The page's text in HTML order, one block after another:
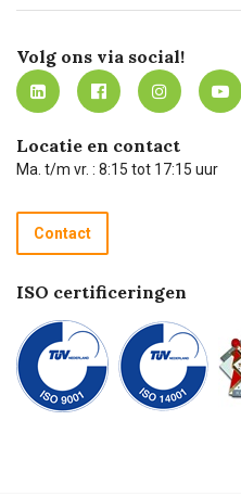
Werken bij Carel Lurvink
MVO
Mijn Carel Lurvink
Mijn Carel Lurvink instructievideo's
Carel Lurvink App
Hulp op afstand
Technische dienst
Recycle programma
Betalen
Innovation LAB
Tevreden klanten
Carel Lurvink Blog
Carel de podcast
Volg ons via social!
Locatie en contact
Ma. t/m vr. : 8:15 tot 17:15 uur
Contact
ISO certificeringen